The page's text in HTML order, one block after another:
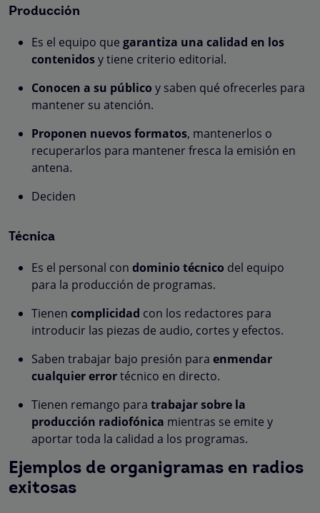
Producción
Es el equipo que garantiza una calidad en los
contenidosy tiene criterio editorial.
Conocen a su público y saben qué ofrecerles para
mantener su atención.
Proponen nuevos formatos, mantenerlos o
recuperarlos para mantener fresca la emisión en
antena.
Deciden
Técnica
Es el personal con dominio técnico del equipo
para la producción de programas.
Tienen complicidad con los redactores para
introducir las piezas de audio, cortes y efectos.
Saben trabajar bajo presión para enmendar
cualquier errortécnico en directo.
Tienen remango para trabajar sobre la
producción radiofónica mientras se emite y
aportar toda la calidad a los programas.
Ejemplos de organigramas en radios
exitosas